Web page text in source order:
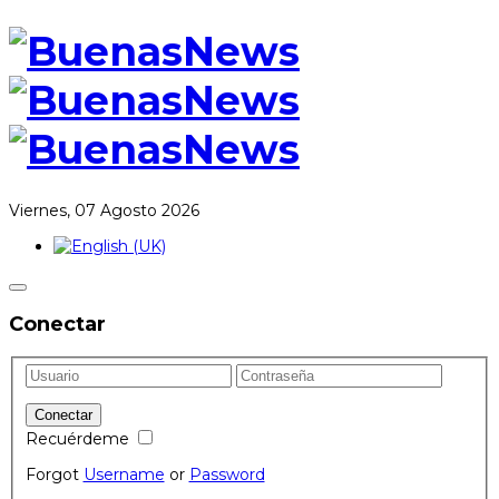
Viernes, 07 Agosto 2026
Conectar
Recuérdeme
Forgot Username or Password